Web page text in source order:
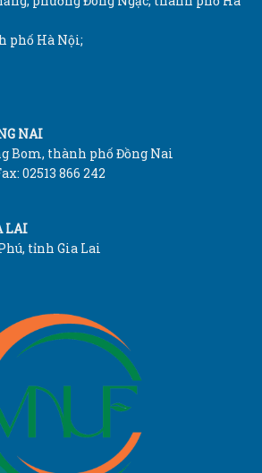
phố Hà Nội;
NAI
Bom, thành phố Đồng Nai
02513 866 242
LAI
tỉnh Gia Lai